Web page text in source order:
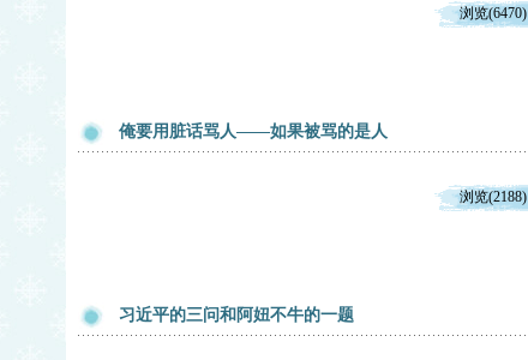
浏览(6470)
俺要用脏话骂人——如果被骂的是人
浏览(2188)
习近平的三问和阿妞不牛的一题